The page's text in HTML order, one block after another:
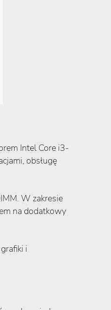
Intel Core i3-
obsługę
W zakresie
na dodatkowy
i